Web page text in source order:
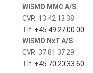
WISMO MMC A/S
CVR: 13 42 18 38
Tlf. +45 49 27 00 00
WISMO NxT A/S
CVR: 37 81 37 29
Tlf. +45 70 20 33 60